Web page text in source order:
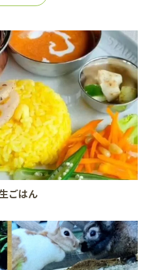
ごはん